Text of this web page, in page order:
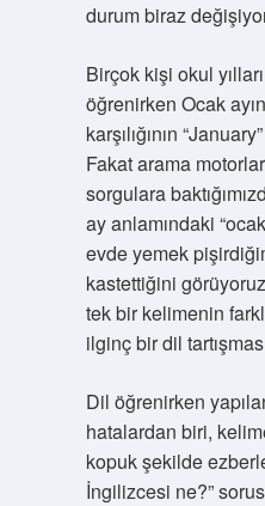
durum biraz
Birçok kişi okul
öğrenirken Ocak
karşılığının
Fakat arama
sorgulara
ay anlamındaki
evde yemek
kastettiğini
tek bir kelimenin
ilginç bir dil
Dil öğrenirken
hatalardan biri,
kopuk şekilde
İngilizcesi ne?”